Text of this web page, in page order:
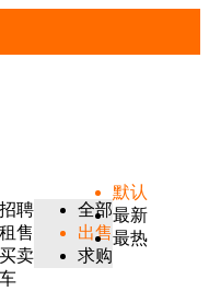
聘
售
卖
全部
出售
求购
默认
最新
最热